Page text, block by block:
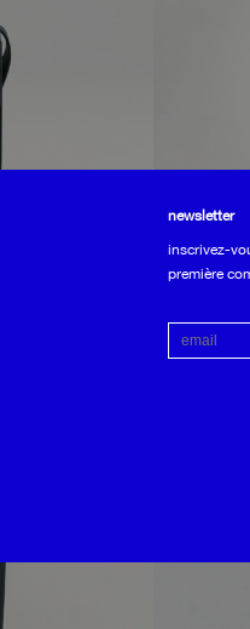
newsletter
inscrivez-
première